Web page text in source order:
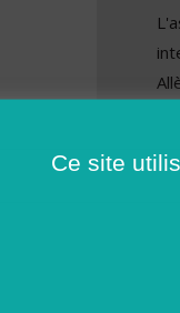
Ce site